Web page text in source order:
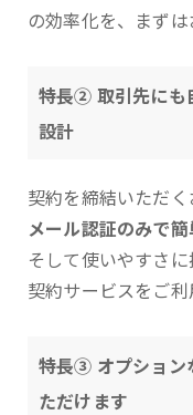
の効率化を、まずは
特長② 取引先にも
設計
契約を締結いただく
メール認証のみで
そして使いやすさ
契約サービスをご利
特長③ オプション
ただけます